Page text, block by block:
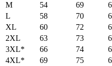
M 54 69
L
58 70
XL
60 72
2XL
63 73
3XL*
66 74
4XL*
69 75